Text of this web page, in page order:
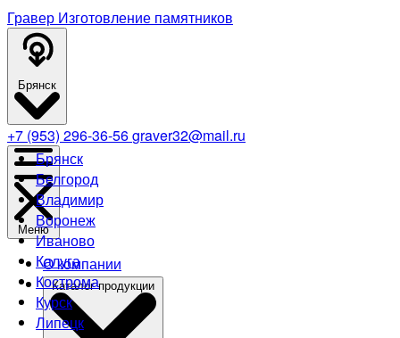
Гравер Изготовление памятников
Брянск
Брянск
Белгород
Владимир
Воронеж
Иваново
Калуга
Кострома
Курск
Липецк
+7 (953) 296-36-56graver32@mail.ru
Меню
О компании